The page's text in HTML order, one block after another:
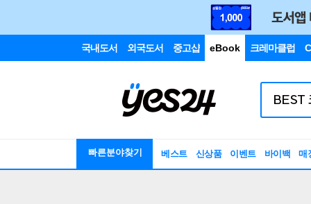
국내도서 외국도서 중고샵 eBook 크레마클럽
빠른분야찾기 베스트 신상품 이벤트 바이백 매